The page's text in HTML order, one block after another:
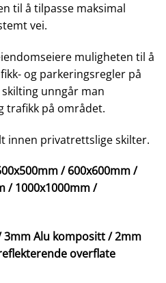
til å tilpasse maksimal
vei.
muligheten til å
og parkeringsregler på
unngår man
trafikk på området.
innen privatrettslige skilter.
/ 600x600mm /
/ 1000x1000mm /
3mm Alu kompositt / 2mm
overflate